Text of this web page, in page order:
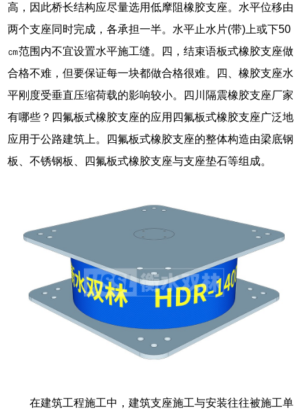
高，因此桥长结构应尽量选用低摩阻橡胶支座。水平位移由
两个支座同时完成，各承担一半。水平止水片(带)上或下50
㎝范围内不宜设置水平施工缝。四，结束语板式橡胶支座做
合格不难，但要保证每一块都做合格很难。四、橡胶支座水
平刚度受垂直压缩荷载的影响较小。四川隔震橡胶支座厂家
有哪些？四氟板式橡胶支座的应用四氟板式橡胶支座广泛地
应用于公路建筑上。四氟板式橡胶支座的整体构造由梁底钢
板、不锈钢板、四氟板式橡胶支座与支座垫石等组成。
在建筑工程施工中，建筑支座施工与安装往往被施工单